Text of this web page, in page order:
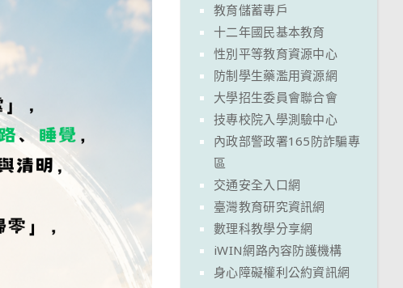
教育儲蓄專戶
十二年國民基本教育
性別平等教育資源中心
防制學生藥濫用資源網
大學招生委員會聯合會
技專校院入學測驗中心
內政部警政署165防詐騙專
區
交通安全入口網
臺灣教育研究資訊網
數理科教學分享網
iWIN網路內容防護機構
身心障礙權利公約資訊網